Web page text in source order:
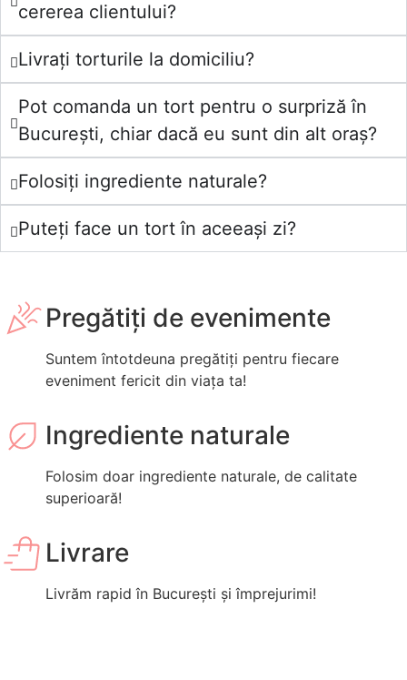
cererea clientului?
Livrați torturile la domiciliu?
Pot comanda un tort pentru o surpriză în
București, chiar dacă eu sunt din alt oraș?
Folosiți ingrediente naturale?
Puteți face un tort în aceeași zi?
Pregătiți de evenimente
Suntem întotdeuna pregătiți pentru fiecare
eveniment fericit din viața ta!
Ingrediente naturale
Folosim doar ingrediente naturale, de calitate
superioară!
Livrare
Livrăm rapid în București și împrejurimi!